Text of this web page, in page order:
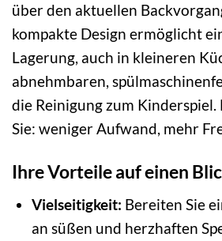
über den aktuellen
kompakte Design ermöglicht
Lagerung, auch in kleineren
abnehmbaren,
die Reinigung zum
Sie: weniger Aufwand, mehr
Ihre Vorteile auf einen
Vielseitigkeit: Bereiten Sie
an süßen und herzhaften